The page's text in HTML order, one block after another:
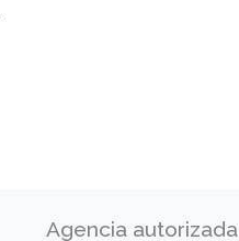
Agencia autorizada